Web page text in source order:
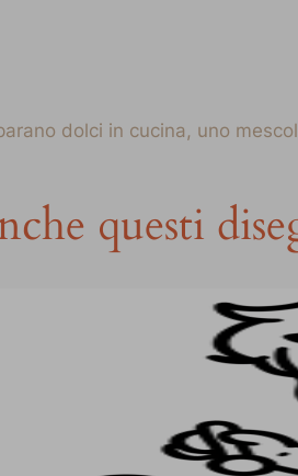
dolci in cucina, uno
questi